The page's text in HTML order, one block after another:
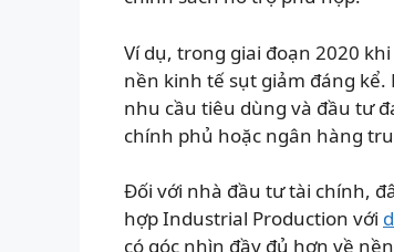
Ví dụ, trong giai đoạn 2020
nền kinh tế sụt giảm đáng
nhu cầu tiêu dùng và đầu tư
chính phủ hoặc ngân hàng
Đối với nhà đầu tư tài chính,
hợp Industrial Production với
có góc nhìn đầy đủ hơn về